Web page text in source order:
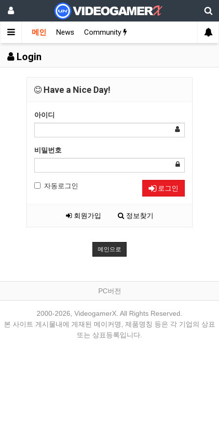
메인 News Community
Login
Have a Nice Day!
아이디
비밀번호
자동로그인 로그인
회원가입 정보찾기
메인으로
PC버전
2000-2026, VideogamerX. All Rights Reserved.
본 사이트 게시물내에 게재된 메이커명, 제품명칭 등은 각 기업의 상표
또는 상표등록입니다.